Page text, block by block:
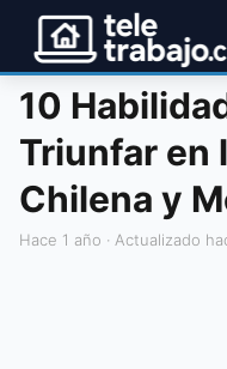
10
Triunfar en
Chilena y
hace 1 año · Actualizado